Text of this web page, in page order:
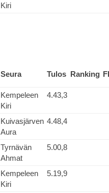
Kiri
Seura Tulos Ranking
Kempeleen
Kiri
4.43,3
Kuivasjärven
Aura
4.48,4
Tyrnävän
Ahmat
5.00,8
Kempeleen
Kiri
5.19,9